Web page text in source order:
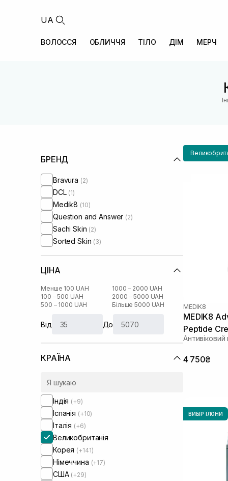
UA
ВОЛОССЯ ОБЛИЧЧЯ ТІЛО ДІМ МЕРЧ
БРЕНД
Bravura (2)
DCL (1)
Medik8 (10)
Question and Answer (2)
Sachi Skin (2)
Sorted Skin (3)
ЦІНА
Менше 100 UAH
100 – 500 UAH
500 – 1000 UAH
1000 – 2000 UAH
2000 – 5000 UAH
Більше 5000 UAH
Від До
КРАЇНА
Індія (+9)
Іспанія (+10)
Італія (+6)
Великобританія
Корея (+141)
Німеччина (+17)
США (+29)
MEDIK8
MEDIK8
Peptide
4 750₴
ВИБІР ІЛОНИ